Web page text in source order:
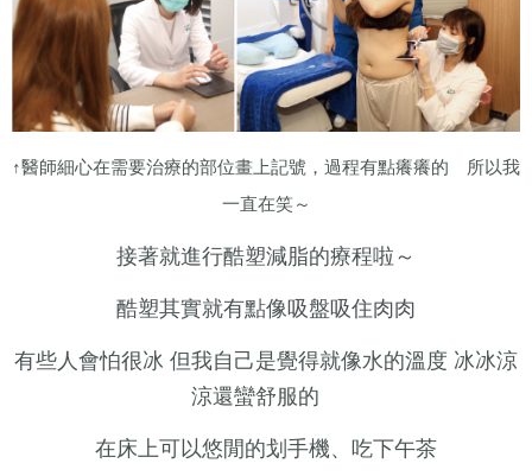
↑醫師細心在需要治療的部位畫上記號，過程有點癢癢的 所以我
一直在笑～
接著就進行酷塑減脂的療程啦～
酷塑其實就有點像吸盤吸住肉肉
有些人會怕很冰 但我自己是覺得就像水的溫度 冰冰涼
涼還蠻舒服的
在床上可以悠閒的划手機、吃下午茶